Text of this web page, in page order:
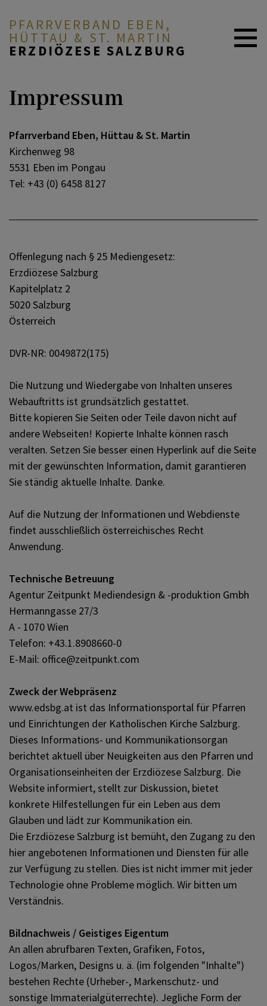
PFARRVERBAND EBEN,
HÜTTAU & ST. MARTIN
ERZDIÖZESE SALZBURG
Impressum
Pfarrverband Eben, Hüttau & St. Martin
Kirchenweg 98
5531 Eben im Pongau
Tel: +43 (0) 6458 8127
Offenlegung nach § 25 Mediengesetz:
Erzdiözese Salzburg
Kapitelplatz 2
5020 Salzburg
Österreich
DVR-NR: 0049872(175)
Die Nutzung und Wiedergabe von Inhalten unseres
Webauftritts ist grundsätzlich gestattet.
Bitte kopieren Sie Seiten oder Teile davon nicht auf
andere Webseiten! Kopierte Inhalte können rasch
veralten. Setzen Sie besser einen Hyperlink auf die Seite
mit der gewünschten Information, damit garantieren
Sie ständig aktuelle Inhalte. Danke.
Auf die Nutzung der Informationen und Webdienste
findet ausschließlich österreichisches Recht
Anwendung.
Technische Betreuung
Agentur Zeitpunkt Mediendesign & -produktion Gmbh
Hermanngasse 27/3
A - 1070 Wien
Telefon: +43.1.8908660-0
E-Mail: office@zeitpunkt.com
Zweck der Webpräsenz
www.edsbg.at ist das Informationsportal für Pfarren
und Einrichtungen der Katholischen Kirche Salzburg.
Dieses Informations- und Kommunikationsorgan
berichtet aktuell über Neuigkeiten aus den Pfarren und
Organisationseinheiten der Erzdiözese Salzburg. Die
Website informiert, stellt zur Diskussion, bietet
konkrete Hilfestellungen für ein Leben aus dem
Glauben und lädt zur Kommunikation ein.
Die Erzdiözese Salzburg ist bemüht, den Zugang zu den
hier angebotenen Informationen und Diensten für alle
zur Verfügung zu stellen. Dies ist nicht immer mit jeder
Technologie ohne Probleme möglich. Wir bitten um
Verständnis.
Bildnachweis / Geistiges Eigentum
An allen abrufbaren Texten, Grafiken, Fotos,
Logos/Marken, Designs u. ä. (im folgenden "Inhalte")
bestehen Rechte (Urheber-, Markenschutz- und
sonstige Immaterialgüterrechte). Jegliche Form der